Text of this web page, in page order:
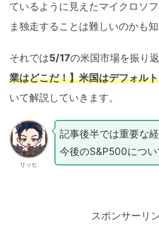
ているように見えたマイクロソ
ま独走することは難しいのかも知
それでは5/17の米国市場を振り
業はどこだ！】米国はデフォル
いて解説していきます。
リッヒ
記事後半では重要な
今後のS&P500につ
スポンサーリ